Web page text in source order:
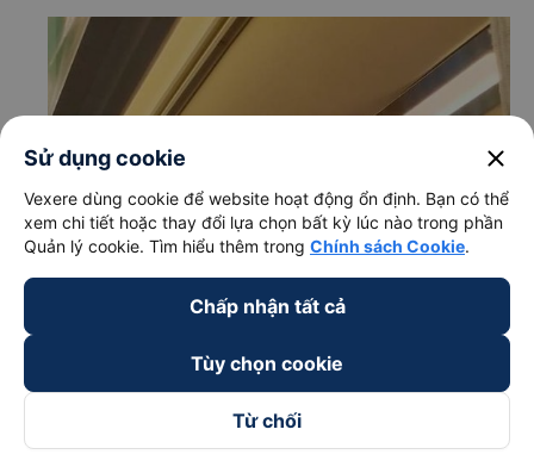
Sử dụng cookie close
Vexere dùng cookie để website hoạt động ổn định. Bạn có thể
xem chi tiết hoặc thay đổi lựa chọn bất kỳ lúc nào trong phần
Quản lý cookie. Tìm hiểu thêm trong Chính sách Cookie.
Chấp nhận tất cả
Tùy chọn cookie
Từ chối